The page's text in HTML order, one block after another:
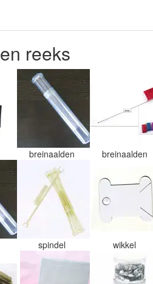
reeks
breinaalden breinaalden
spindel wikkel